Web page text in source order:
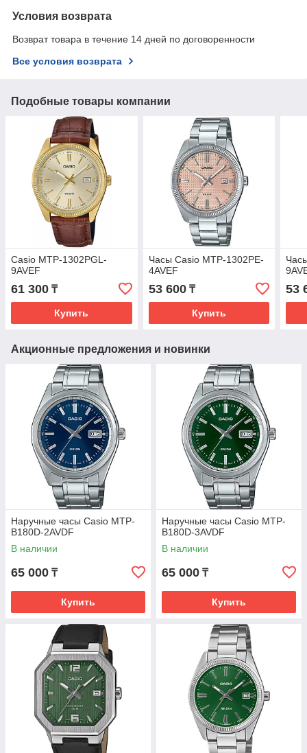
Условия возврата
Возврат товара в течение 14 дней по договоренности
Все условия возврата
Подобные товары компании
Casio MTP-1302PGL-
9AVEF
61 300 ₸
Купить
Часы Casio MTP-1302PE-
4AVEF
53 600₸
Купить
53
Акционные предложения и новинки
Наручные часы Casio MTP-
B180D-2AVDF
В наличии
65 000 ₸
Купить
Наручные часы Casio MTP-
B180D-3AVDF
В наличии
65 000 ₸
Купить